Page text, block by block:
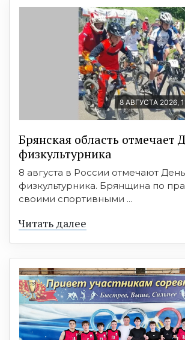
8 АВГУСТА 2026,
Брянская область отмечает
физкультурника
8 августа в России отмечают День
физкультурника. Брянщина по
своими спортивными ...
Читать далее